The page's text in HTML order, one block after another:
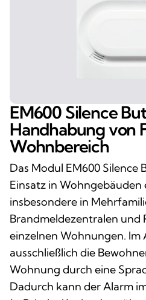
EM600 Silence
Handhabung von
Wohnbereich
Das Modul EM600
Einsatz in Wohngebäuden
insbesondere in
Brandmeldezentralen und
einzelnen Wohnungen. Im
ausschließlich die
Wohnung durch eine
Dadurch kann der Alarm